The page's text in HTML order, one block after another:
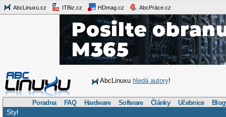
AbcLinuxu.cz ITBiz.cz HDmag.cz AbcPráce.cz
AbcLinuxu hledá autory!
Poradna FAQ Hardware Software Články Učebnice
Styl